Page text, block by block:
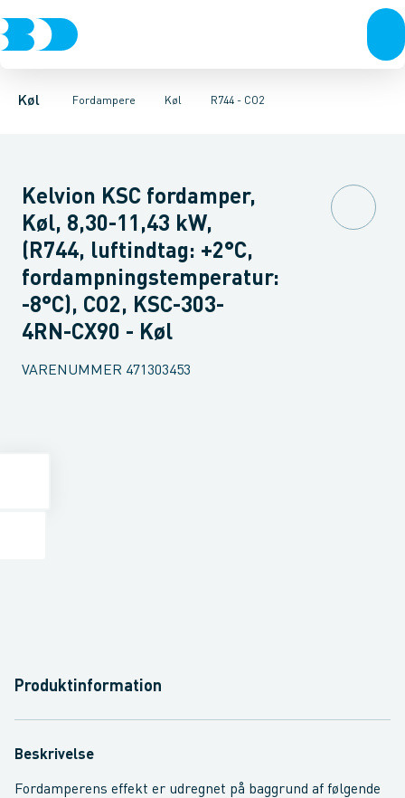
Køl Fordampere
KompressorerKondenseringsaggregater
Køl
Frost R744 - CO2
HFC R744 - CO2
Kelvion KSC fordamper,
Køl, 8,30-11,43 kW,
(R744, luftindtag: +2°C,
fordampningstemperatur:
-8°C), CO2, KSC-303-
4RN-CX90 - Køl
VARENUMMER 471303453
Produktinformation
Beskrivelse
Fordamperens effekt er udregnet på baggrund af følgende